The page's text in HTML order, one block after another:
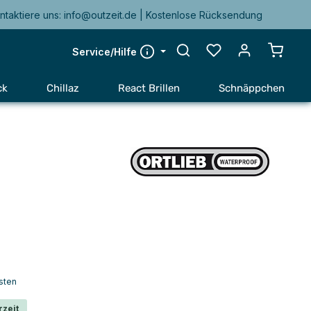
uns: info@outzeit.de | Kostenlose Rücksendung
Service/Hilfe
Chillaz React Brillen Schnäppchen